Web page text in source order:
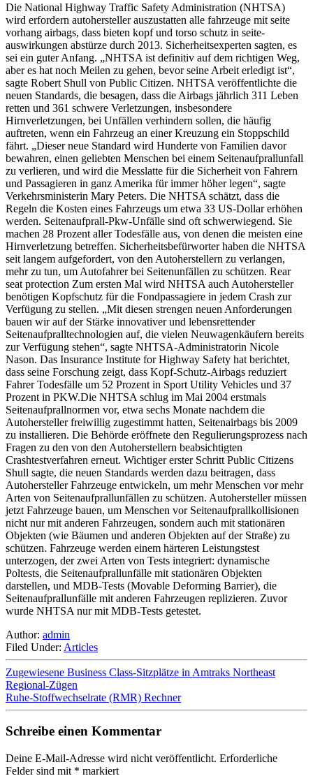
Die National Highway Traffic Safety Administration (NHTSA)
wird erfordern autohersteller auszustatten alle fahrzeuge mit seite
vorhang airbags, dass bieten kopf und torso schutz in seite-
auswirkungen abstürze durch 2013. Sicherheitsexperten sagten, es
sei ein guter Anfang. „NHTSA ist definitiv auf dem richtigen Weg,
aber es hat noch Meilen zu gehen, bevor seine Arbeit erledigt ist“,
sagte Robert Shull von Public Citizen. NHTSA veröffentlichte die
neuen Standards, die besagen, dass die Airbags jährlich 311 Leben
retten und 361 schwere Verletzungen, insbesondere
Hirnverletzungen, bei Unfällen verhindern sollen, die häufig
auftreten, wenn ein Fahrzeug an einer Kreuzung ein Stoppschild
fährt. „Dieser neue Standard wird Hunderte von Familien davor
bewahren, einen geliebten Menschen bei einem Seitenaufprallunfall
zu verlieren, und wird die Messlatte für die Sicherheit von Fahrern
und Passagieren in ganz Amerika für immer höher legen“, sagte
Verkehrsministerin Mary Peters. Die NHTSA schätzt, dass die
Regeln die Kosten eines Fahrzeugs um etwa 33 US-Dollar erhöhen
werden. Seitenaufprall-Pkw-Unfälle sind oft schwerwiegend. Sie
machen 28 Prozent aller Todesfälle aus, von denen die meisten eine
Hirnverletzung betreffen. Sicherheitsbefürworter haben die NHTSA
seit langem aufgefordert, von den Autoherstellern zu verlangen,
mehr zu tun, um Autofahrer bei Seitenunfällen zu schützen. Rear
seat protection Zum ersten Mal wird NHTSA auch Autohersteller
benötigen Kopfschutz für die Fondpassagiere in jedem Crash zur
Verfügung zu stellen. „Mit diesen strengen neuen Anforderungen
bauen wir auf der Stärke innovativer und lebensrettender
Seitenaufpralltechnologien auf, die vielen Neuwagenkäufern bereits
zur Verfügung stehen“, sagte NHTSA-Administratorin Nicole
Nason. Das Insurance Institute for Highway Safety hat berichtet,
dass seine Forschung zeigt, dass Kopf-Schutz-Airbags reduziert
Fahrer Todesfälle um 52 Prozent in Sport Utility Vehicles und 37
Prozent in PKW.Die NHTSA schlug im Mai 2004 erstmals
Seitenaufprallnormen vor, etwa sechs Monate nachdem die
Autohersteller freiwillig zugestimmt hatten, Seitenairbags bis 2009
zu installieren. Die Behörde eröffnete den Regulierungsprozess nach
Fragen zu den von den Autoherstellern beabsichtigten
Crashtestverfahren erneut. Wichtiger erster Schritt Public Citizens
Shull sagte, die neuen Standards werden dazu beitragen, dass
Autohersteller Fahrzeuge entwickeln, um mehr Menschen vor mehr
Arten von Seitenaufprallunfällen zu schützen. Autohersteller müssen
jetzt Fahrzeuge bauen, um Menschen vor Seitenaufprallkollisionen
nicht nur mit anderen Fahrzeugen, sondern auch mit stationären
Objekten (wie Bäumen und anderen Objekten auf der Straße) zu
schützen. Fahrzeuge werden einem härteren Leistungstest
unterzogen, der zwei Arten von Tests integriert: dynamische
Poltests, die Seitenaufprallunfälle mit stationären Objekten
darstellen, und MDB-Tests (Movable Deforming Barrier), die
Seitenaufprallunfälle mit anderen Fahrzeugen replizieren. Zuvor
wurde NHTSA nur mit MDB-Tests getestet.
Author: admin
Filed Under: Articles
Zugewiesene Business Class-Sitzplätze in Amtraks Northeast
Regional-Zügen
Ruhe-Stoffwechselrate (RMR) Rechner
Schreibe einen Kommentar
Deine E-Mail-Adresse wird nicht veröffentlicht. Erforderliche
Felder sind mit * markiert